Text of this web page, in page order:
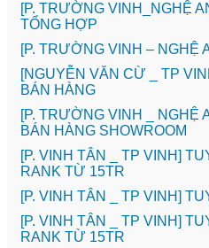
[P. TRƯỜNG VINH_NGHỆ
TỔNG HỢP
[P. TRƯỜNG VINH – NGHỆ
[NGUYỄN VĂN CỪ _ TP
BÁN HÀNG
[P. TRƯỜNG VINH _ NGHỆ
BÁN HÀNG SHOWROOM
[P. VINH TÂN _ TP VINH]
RANK TỪ 15TR
[P. VINH TÂN _ TP VINH]
[P. VINH TÂN _ TP VINH]
RANK TỪ 15TR